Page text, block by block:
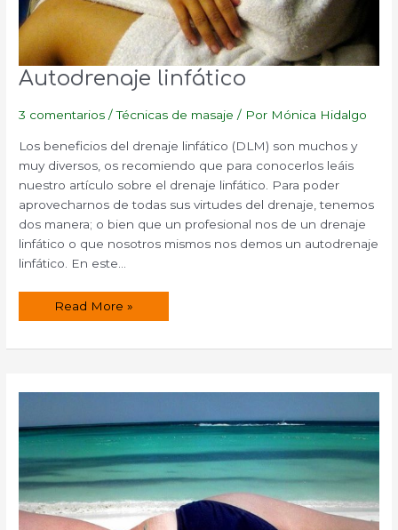
Autodrenaje linfático
3 comentarios /Técnicas de masaje / Por Mónica Hidalgo
Los beneficios del drenaje linfático (DLM) son muchos y
muy diversos, os recomiendo que para conocerlos leáis
nuestro artículo sobre el drenaje linfático. Para poder
aprovecharnos de todas sus virtudes del drenaje, tenemos
dos manera; o bien que un profesional nos de un drenaje
linfático o que nosotros mismos nos demos un autodrenaje
linfático. En este…
Autodrenaje
Read More »